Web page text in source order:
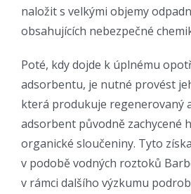
naložit s velkými objemy
obsahujících nebezpečné
Poté, kdy dojde k úplnému
adsorbentu, je nutné provést
která produkuje regenerovaný
adsorbent původně zachycené
organické sloučeniny. Tyto
v podobě vodných roztoků
v rámci dalšího výzkumu